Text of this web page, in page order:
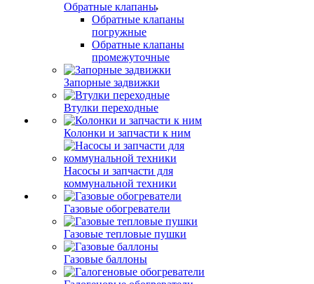
Обратные клапаны
Обратные клапаны
погружные
Обратные клапаны
промежуточные
Запорные задвижки
Втулки переходные
Колонки и запчасти к ним
Насосы и запчасти для
коммунальной техники
Газовые обогреватели
Газовые тепловые пушки
Газовые баллоны